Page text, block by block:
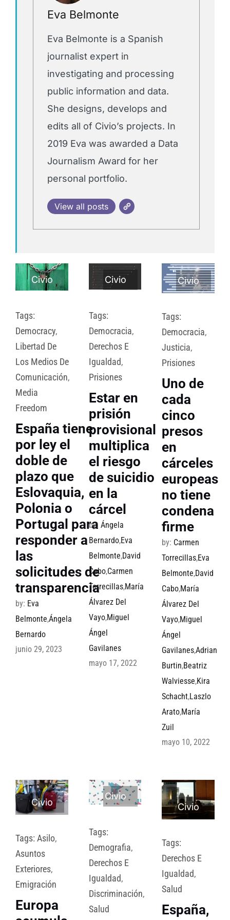
Eva Belmonte
Eva Belmonte is a Spanish
journalist expert in
investigating and processing
public information and data.
She designs, develops and
edits all of Civio’s projects. In
2019 Eva was awarded a Data
Journalism Award for her
personal portfolio.
View all posts
Civio
Tags:
Democracy,
Libertad De
Los Medios De
Comunicación,
Media
Freedom
España tiene
por ley el
doble de
plazo que
Eslovaquia,
Polonia o
Portugal para
responder a
las
solicitudes de
transparencia
by: Eva
Belmonte,Ángela
Bernardo
junio 29, 2023
Civio
Tags:
Democracia,
Derechos E
Igualdad,
Prisiones
Estar en
prisión
provisional
multiplica
el riesgo
de suicidio
en la
cárcel
by: Ángela
Bernardo,Eva
Belmonte,David
Cabo,Carmen
Torrecillas,María
Álvarez Del
Vayo,Miguel
Ángel
Gavilanes
mayo 17, 2022
Civio
Tags:
Democracia,
Justicia,
Prisiones
Uno de
cada
cinco
presos
en
cárceles
europeas
no tiene
condena
firme
by: Carmen
Torrecillas,Eva
Belmonte,David
Cabo,María
Álvarez Del
Vayo,Miguel
Ángel
Gavilanes,Adrian
Burtin,Beatriz
Walviesse,Kira
Schacht,Laszlo
Arato,María
Zuil
mayo 10, 2022
Civio
Tags: Asilo,
Asuntos
Exteriores,
Emigración
Europa
Civio
Tags:
Demografia,
Derechos E
Igualdad,
Discriminación,
Salud
Civio
Tags:
Derechos E
Igualdad,
Salud
España,